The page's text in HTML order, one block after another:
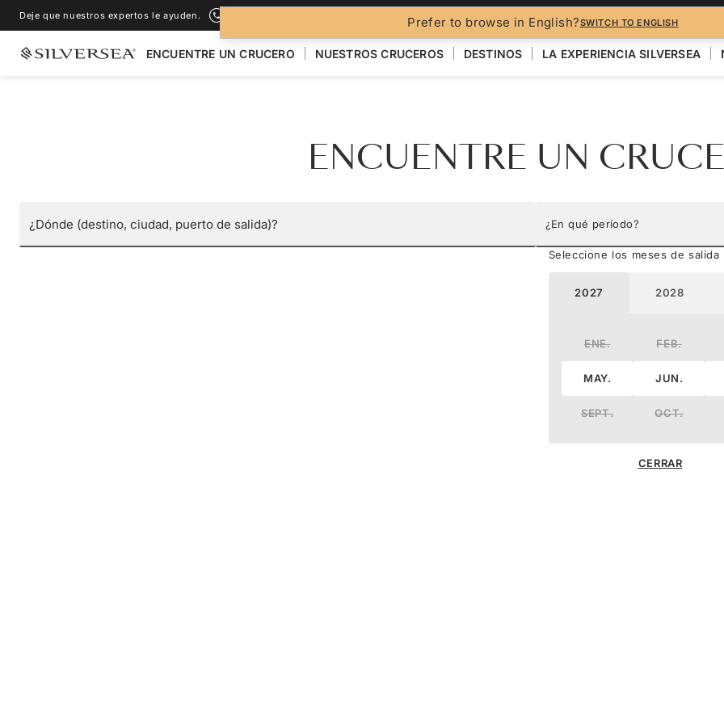
Prefer to browse in English?SWITCH TO ENGLISH
Deje que nuestros expertos le ayuden.
ENCUENTRE UN CRUCERO NUESTROS CRUCEROS DESTINOS LA EXPERIENCIA SILVERSEA
ENCUENTRE UN
¿En qué período?
Seleccione los meses de salida
2027 2028
ENE. FEB.
MAY. JUN.
SEPT. OCT.
CERRAR